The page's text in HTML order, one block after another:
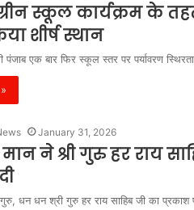
स्कूल कार्यक्रम के
शीर्ष स्थान
पंजाब एक बार फिर स्कूल स्तर पर पर्यावरण
January 31, 2026
ने श्री गुरु हर राय
धन धन श्री गुरु हर राय साहिब जी का प्रकाश